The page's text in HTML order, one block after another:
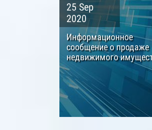
25 Sep
2020
Информационное
сообщение о продаже
недвижимого